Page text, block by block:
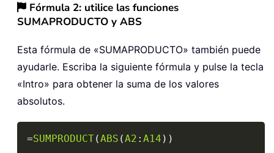
Fórmula 2: utilice las funciones
SUMAPRODUCTO y ABS
Esta fórmula de «SUMAPRODUCTO» también puede
ayudarle. Escriba la siguiente fórmula y pulse la tecla
«Intro» para obtener la suma de los valores
absolutos.
=SUMPRODUCT(ABS (A2 : A14 ) )